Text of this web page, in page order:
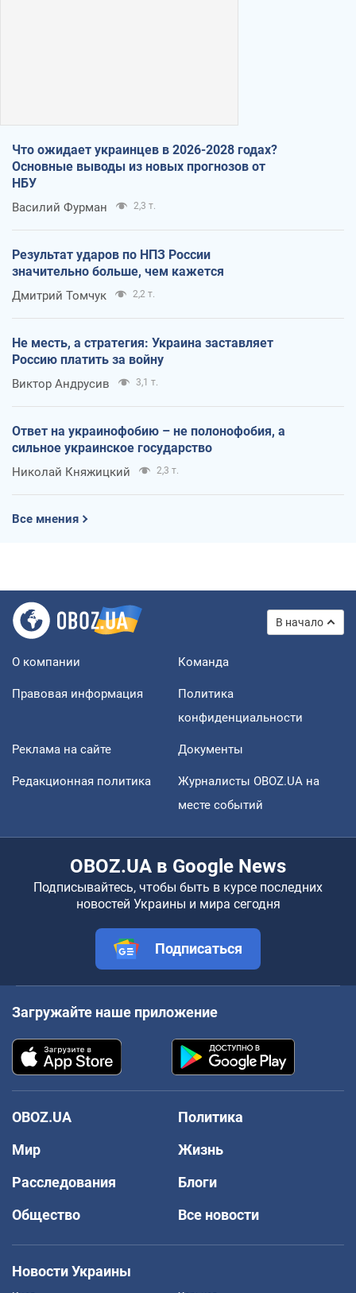
Что ожидает украинцев в 2026-2028 годах?
Основные выводы из новых прогнозов от
НБУ
Василий Фурман 2,3 т.
Результат ударов по НПЗ России
значительно больше, чем кажется
Дмитрий Томчук 2,2 т.
Не месть, а стратегия: Украина заставляет
Россию платить за войну
Виктор Андрусив 3,1 т.
Ответ на украинофобию – не полонофобия, а
сильное украинское государство
Николай Княжицкий 2,3 т.
Все мнения
В начало
О компании Команда
Правовая информация
Политика
конфиденциальности
Реклама на сайте Документы
Редакционная политика
Журналисты OBOZ.UA на
месте событий
OBOZ.UA в Google News
Подписывайтесь, чтобы быть в курсе последних
новостей Украины и мира сегодня
Подписаться
Загружайте наше приложение
OBOZ.UA
Политика
Мир
Жизнь
Расследования
Блоги
Общество
Все новости
Новости Украины